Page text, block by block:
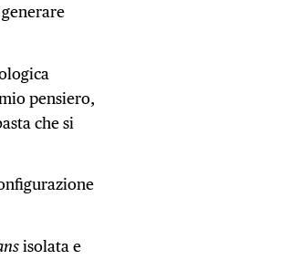
pensiero,
che si
isolata e